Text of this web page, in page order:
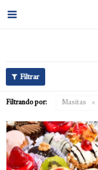

Filtrando por: Masitas